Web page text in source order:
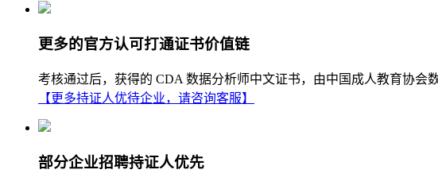
更多的官方认可打通证书价值链
考核通过后，获得的 CDA 数据分析师中文证书，由中国成人教育协会
【更多持证人优待企业，请咨询客服】
部分企业招聘持证人优先